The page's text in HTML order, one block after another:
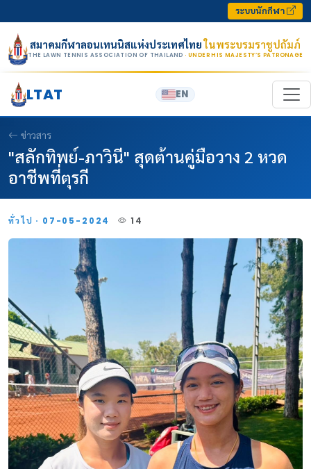
ระบบนักกีฬา
สมาคมกีฬาลอนเทนนิสแห่งประเทศไทยในพระบรมราชูปถัมภ์
THE LAWN TENNIS ASSOCIATION OF THAILAND · UNDER HIS MAJESTY’S PATRONAGE
LTAT EN
ข่าวสาร
"สลักทิพย์-ภาวินี" สุดต้านคู่มือวาง 2 หวด
อาชีพที่ตุรกี
ทั่วไป · 07-05-2024 14